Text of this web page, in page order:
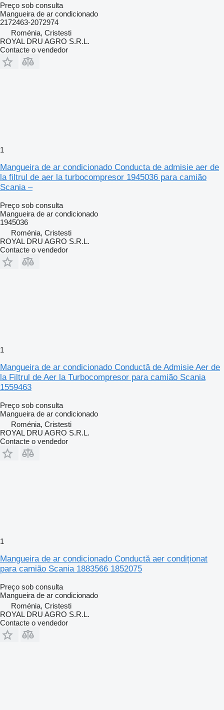
Preço sob consulta
Mangueira de ar condicionado
2172463-2072974
Roménia, Cristesti
ROYAL DRU AGRO S.R.L.
Contacte o vendedor
1
Mangueira de ar condicionado Conducta de admisie aer de
la filtrul de aer la turbocompresor 1945036 para camião
Scania –
Preço sob consulta
Mangueira de ar condicionado
1945036
Roménia, Cristesti
ROYAL DRU AGRO S.R.L.
Contacte o vendedor
1
Mangueira de ar condicionado Conductă de Admisie Aer de
la Filtrul de Aer la Turbocompresor para camião Scania
1559463
Preço sob consulta
Mangueira de ar condicionado
Roménia, Cristesti
ROYAL DRU AGRO S.R.L.
Contacte o vendedor
1
Mangueira de ar condicionado Conductă aer condiționat
para camião Scania 1883566 1852075
Preço sob consulta
Mangueira de ar condicionado
Roménia, Cristesti
ROYAL DRU AGRO S.R.L.
Contacte o vendedor